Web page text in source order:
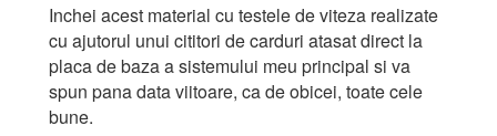
Inchei acest material cu testele de viteza realizate
cu ajutorul unui cititori de carduri atasat direct la
placa de baza a sistemului meu principal si va
spun pana data viitoare, ca de obicei, toate cele
bune.